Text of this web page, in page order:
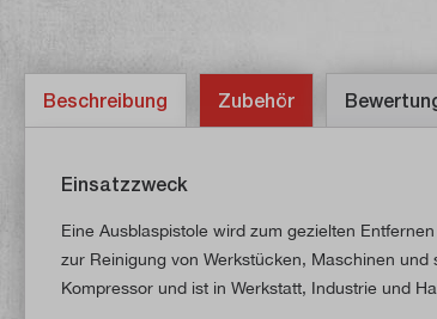
Beschreibung Zubehör
Einsatzzweck
Eine Ausblaspistole wird zum gezielten
zur Reinigung von Werkstücken, Maschinen
Kompressor und ist in Werkstatt, Industrie und